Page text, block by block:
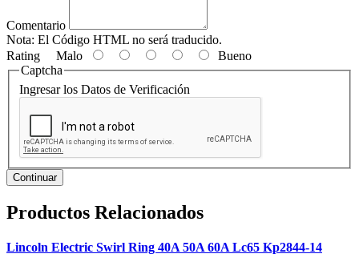
Comentario
Nota: El Código HTML no será traducido.
Rating Malo
Bueno
Captcha
Ingresar los Datos de Verificación
Continuar
Productos Relacionados
Lincoln Electric Swirl Ring 40A 50A 60A Lc65 Kp2844-14